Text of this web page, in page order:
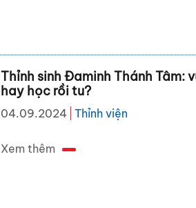
Thỉnh sinh Đaminh Thánh Tâm:
hay học rồi tu?
04.09.2024 Thỉnh viện
Xem thêm